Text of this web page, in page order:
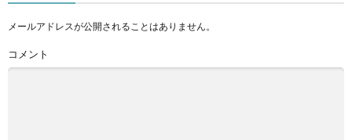
メールアドレスが公開されることはありません。
コメント